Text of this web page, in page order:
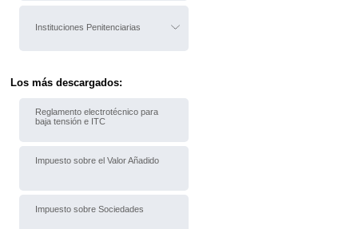
Instituciones Penitenciarias
Los más descargados:
Reglamento electrotécnico para
baja tensión e ITC
Impuesto sobre el Valor Añadido
Impuesto sobre Sociedades